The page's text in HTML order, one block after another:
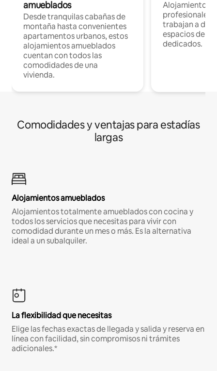
amueblados
Desde tranquilas cabañas de
montaña hasta convenientes
apartamentos urbanos, estos
alojamientos amueblados
cuentan con todos las
comodidades de una
vivienda.
Alojamientos
profesionales
trabajan a
espacios de
dedicados.
Comodidades y ventajas para estadías
largas
Alojamientos amueblados
Alojamientos totalmente amueblados con cocina y
todos los servicios que necesitas para vivir con
comodidad durante un mes o más. Es la alternativa
ideal a un subalquiler.
La flexibilidad que necesitas
Elige las fechas exactas de llegada y salida y reserva en
línea con facilidad, sin compromisos ni trámites
adicionales.*